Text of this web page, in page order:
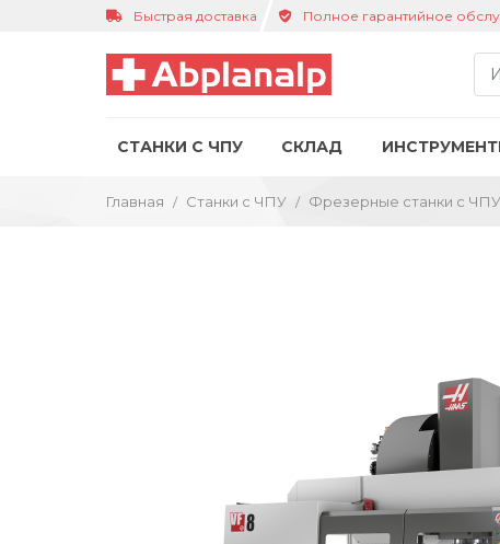
Быстрая доставка Полное гарантийное
СТАНКИ С ЧПУ СКЛАД
Главная Станки с ЧПУ Фрезерные станки с ЧПУ